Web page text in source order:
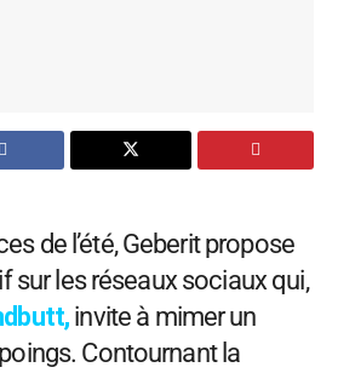
de l’été, Geberit propose
sur les réseaux sociaux qui,
invite à mimer un
Contournant la